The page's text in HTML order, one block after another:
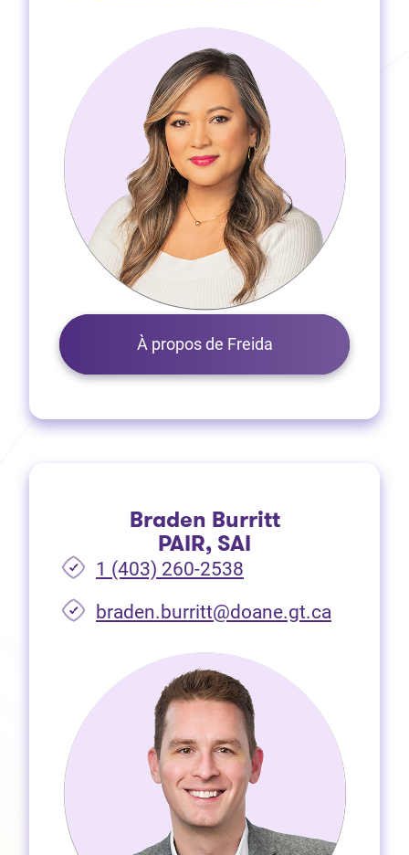
À propos de Freida
Braden Burritt
PAIR, SAI
1 (403) 260-2538
braden.burritt@doane.gt.ca